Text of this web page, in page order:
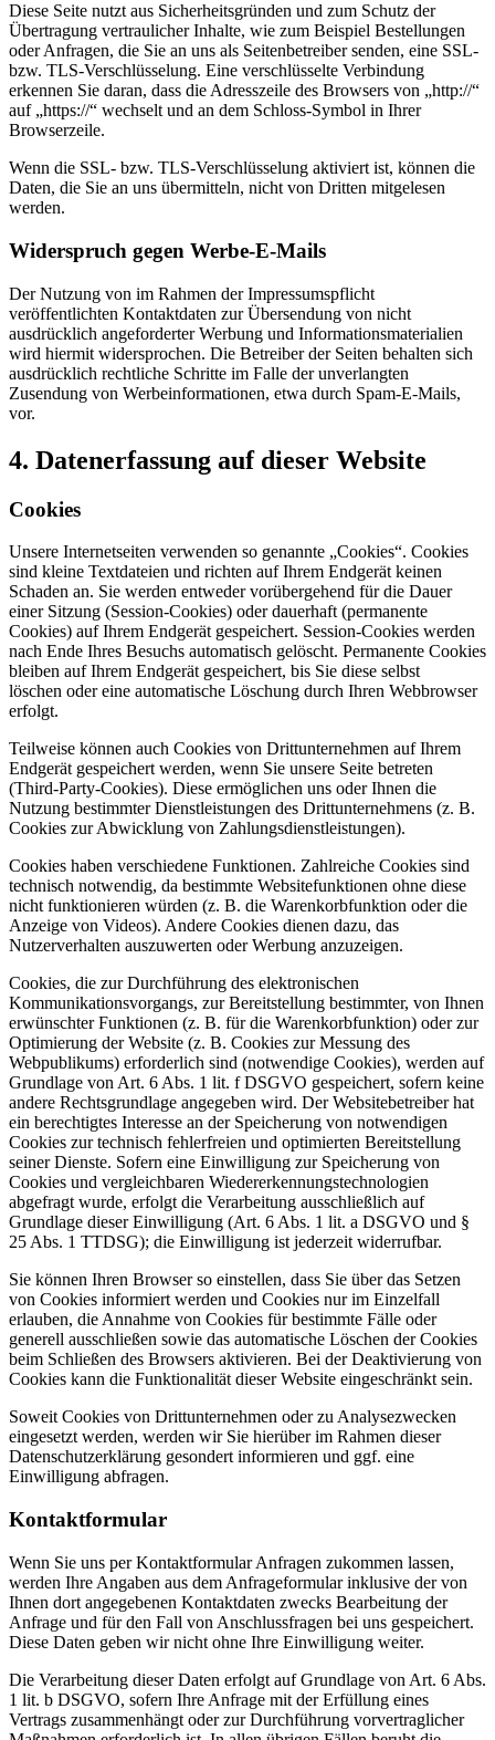
Diese Seite nutzt aus Sicherheitsgründen und zum Schutz der
Übertragung vertraulicher Inhalte, wie zum Beispiel Bestellungen
oder Anfragen, die Sie an uns als Seitenbetreiber senden, eine SSL-
bzw. TLS-Verschlüsselung. Eine verschlüsselte Verbindung
erkennen Sie daran, dass die Adresszeile des Browsers von „http://“
auf „https://“ wechselt und an dem Schloss-Symbol in Ihrer
Browserzeile.
Wenn die SSL- bzw. TLS-Verschlüsselung aktiviert ist, können die
Daten, die Sie an uns übermitteln, nicht von Dritten mitgelesen
werden.
Widerspruch gegen Werbe-E-Mails
Der Nutzung von im Rahmen der Impressumspflicht
veröffentlichten Kontaktdaten zur Übersendung von nicht
ausdrücklich angeforderter Werbung und Informationsmaterialien
wird hiermit widersprochen. Die Betreiber der Seiten behalten sich
ausdrücklich rechtliche Schritte im Falle der unverlangten
Zusendung von Werbeinformationen, etwa durch Spam-E-Mails,
vor.
4. Datenerfassung auf dieser Website
Cookies
Unsere Internetseiten verwenden so genannte „Cookies“. Cookies
sind kleine Textdateien und richten auf Ihrem Endgerät keinen
Schaden an. Sie werden entweder vorübergehend für die Dauer
einer Sitzung (Session-Cookies) oder dauerhaft (permanente
Cookies) auf Ihrem Endgerät gespeichert. Session-Cookies werden
nach Ende Ihres Besuchs automatisch gelöscht. Permanente Cookies
bleiben auf Ihrem Endgerät gespeichert, bis Sie diese selbst
löschen oder eine automatische Löschung durch Ihren Webbrowser
erfolgt.
Teilweise können auch Cookies von Drittunternehmen auf Ihrem
Endgerät gespeichert werden, wenn Sie unsere Seite betreten
(Third-Party-Cookies). Diese ermöglichen uns oder Ihnen die
Nutzung bestimmter Dienstleistungen des Drittunternehmens (z. B.
Cookies zur Abwicklung von Zahlungsdienstleistungen).
Cookies haben verschiedene Funktionen. Zahlreiche Cookies sind
technisch notwendig, da bestimmte Websitefunktionen ohne diese
nicht funktionieren würden (z. B. die Warenkorbfunktion oder die
Anzeige von Videos). Andere Cookies dienen dazu, das
Nutzerverhalten auszuwerten oder Werbung anzuzeigen.
Cookies, die zur Durchführung des elektronischen
Kommunikationsvorgangs, zur Bereitstellung bestimmter, von Ihnen
erwünschter Funktionen (z. B. für die Warenkorbfunktion) oder zur
Optimierung der Website (z. B. Cookies zur Messung des
Webpublikums) erforderlich sind (notwendige Cookies), werden auf
Grundlage von Art. 6 Abs. 1 lit. f DSGVO gespeichert, sofern keine
andere Rechtsgrundlage angegeben wird. Der Websitebetreiber hat
ein berechtigtes Interesse an der Speicherung von notwendigen
Cookies zur technisch fehlerfreien und optimierten Bereitstellung
seiner Dienste. Sofern eine Einwilligung zur Speicherung von
Cookies und vergleichbaren Wiedererkennungstechnologien
abgefragt wurde, erfolgt die Verarbeitung ausschließlich auf
Grundlage dieser Einwilligung (Art. 6 Abs. 1 lit. a DSGVO und §
25 Abs. 1 TTDSG); die Einwilligung ist jederzeit widerrufbar.
Sie können Ihren Browser so einstellen, dass Sie über das Setzen
von Cookies informiert werden und Cookies nur im Einzelfall
erlauben, die Annahme von Cookies für bestimmte Fälle oder
generell ausschließen sowie das automatische Löschen der Cookies
beim Schließen des Browsers aktivieren. Bei der Deaktivierung von
Cookies kann die Funktionalität dieser Website eingeschränkt sein.
Soweit Cookies von Drittunternehmen oder zu Analysezwecken
eingesetzt werden, werden wir Sie hierüber im Rahmen dieser
Datenschutzerklärung gesondert informieren und ggf. eine
Einwilligung abfragen.
Kontaktformular
Wenn Sie uns per Kontaktformular Anfragen zukommen lassen,
werden Ihre Angaben aus dem Anfrageformular inklusive der von
Ihnen dort angegebenen Kontaktdaten zwecks Bearbeitung der
Anfrage und für den Fall von Anschlussfragen bei uns gespeichert.
Diese Daten geben wir nicht ohne Ihre Einwilligung weiter.
Die Verarbeitung dieser Daten erfolgt auf Grundlage von Art. 6 Abs.
1 lit. b DSGVO, sofern Ihre Anfrage mit der Erfüllung eines
Vertrags zusammenhängt oder zur Durchführung vorvertraglicher